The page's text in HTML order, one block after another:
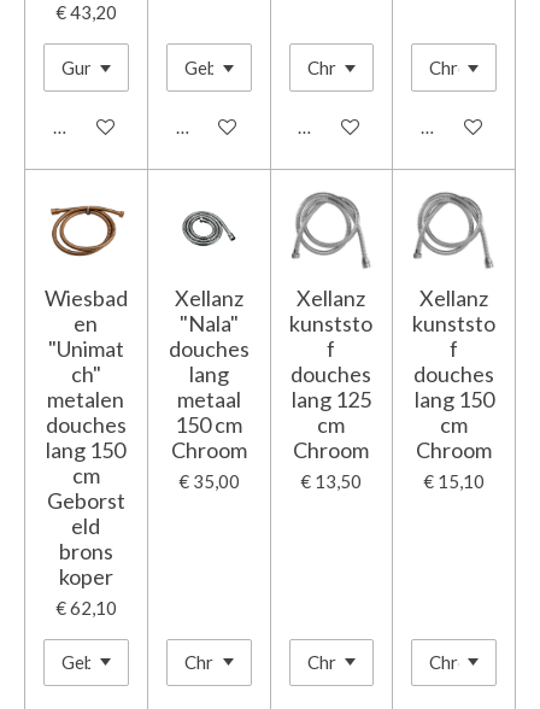
€ 43,20
In winkelwagen In winkelwagenIn winkelwagenIn
Wiesbad
en
"Unimat
ch"
metalen
douches
lang 150
cm
Geborst
eld
brons
koper
€ 62,10
Xellanz
"Nala"
douches
lang
metaal
150 cm
Chroom
€ 35,00
Xellanz
kunststo
f
douches
lang 125
cm
Chroom
€ 13,50
Xellanz
kunststo
f
douches
lang 150
cm
Chroom
€ 15,10